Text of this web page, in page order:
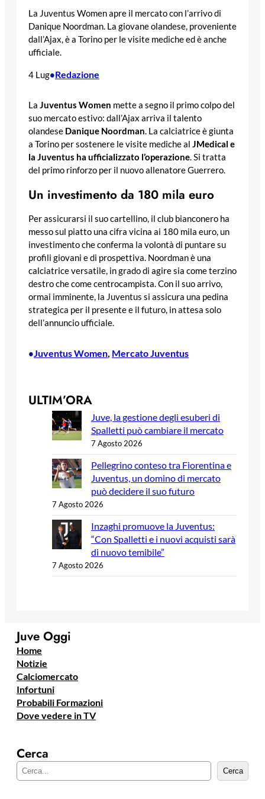
La Juventus Women apre il mercato con l’arrivo di
Danique Noordman. La giovane olandese, proveniente
dall’Ajax, è a Torino per le visite mediche ed è anche
ufficiale.
4 Lug•Redazione
La Juventus Women mette a segno il primo colpo del
suo mercato estivo: dall’Ajax arriva il talento
olandese Danique Noordman. La calciatrice è giunta
a Torino per sostenere le visite mediche al JMedical e
la Juventus ha ufficializzato l’operazione. Si tratta
del primo rinforzo per il nuovo allenatore Guerrero.
Un investimento da 180 mila euro
Per assicurarsi il suo cartellino, il club bianconero ha
messo sul piatto una cifra vicina ai 180 mila euro, un
investimento che conferma la volontà di puntare su
profili giovani e di prospettiva. Noordman è una
calciatrice versatile, in grado di agire sia come terzino
destro che come centrocampista. Con il suo arrivo,
ormai imminente, la Juventus si assicura una pedina
strategica per il presente e il futuro, in attesa solo
dell’annuncio ufficiale.
•Juventus Women, Mercato Juventus
ULTIM’ORA
Juve, la gestione degli esuberi di
Spalletti può cambiare il mercato
7 Agosto 2026
Pellegrino conteso tra Fiorentina e
Juventus, un domino di mercato
può decidere il suo futuro
7 Agosto 2026
Inzaghi promuove la Juventus:
“Con Spalletti e i nuovi acquisti sarà
di nuovo temibile”
7 Agosto 2026
Juve Oggi
Home
Notizie
Calciomercato
Infortuni
Probabili Formazioni
Dove vedere in TV
Cerca
e
Cerca